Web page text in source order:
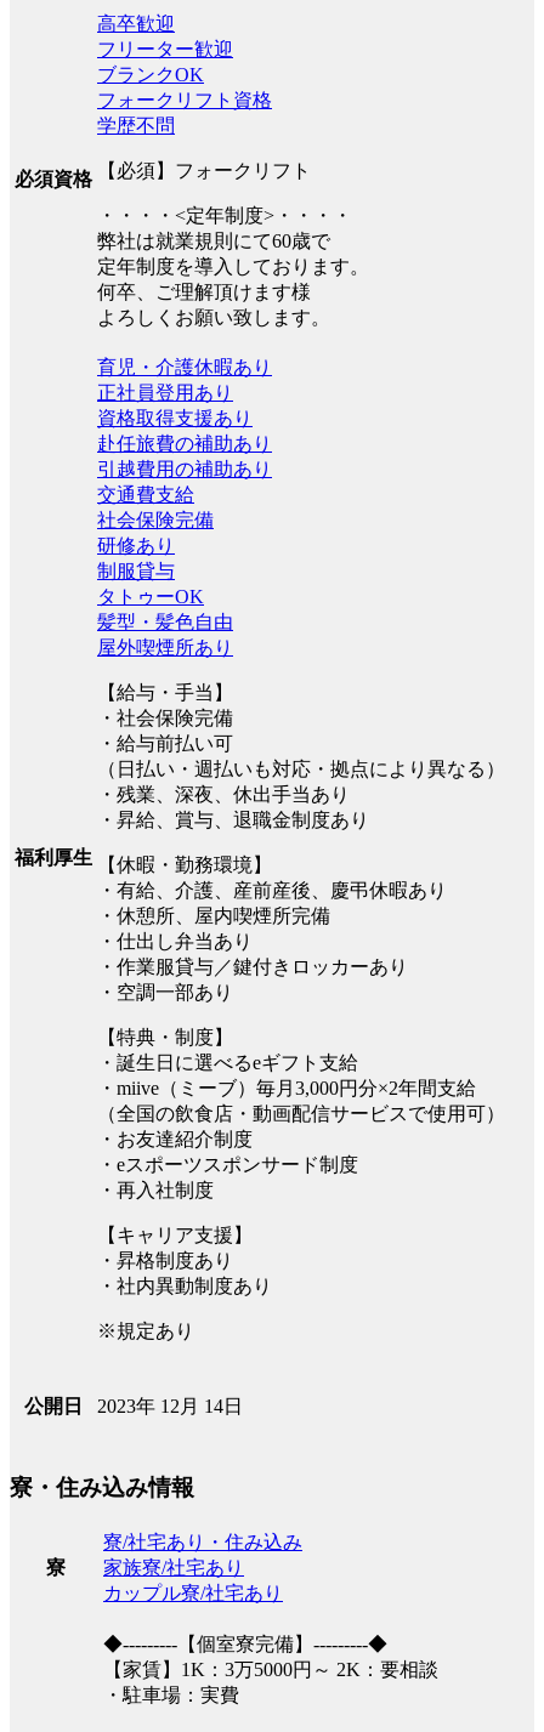
必須資格
高卒歓迎
フリーター歓迎
ブランクOK
フォークリフト資格
学歴不問
【必須】フォークリフト
・・・・<定年制度>・・・・
弊社は就業規則にて60歳で
定年制度を導入しております。
何卒、ご理解頂けます様
よろしくお願い致します。
福利厚生
育児・介護休暇あり
正社員登用あり
資格取得支援あり
赴任旅費の補助あり
引越費用の補助あり
交通費支給
社会保険完備
研修あり
制服貸与
タトゥーOK
髪型・髪色自由
屋外喫煙所あり
【給与・手当】
・社会保険完備
・給与前払い可
（日払い・週払いも対応・拠点により異なる）
・残業、深夜、休出手当あり
・昇給、賞与、退職金制度あり
【休暇・勤務環境】
・有給、介護、産前産後、慶弔休暇あり
・休憩所、屋内喫煙所完備
・仕出し弁当あり
・作業服貸与／鍵付きロッカーあり
・空調一部あり
【特典・制度】
・誕生日に選べるeギフト支給
・miive（ミーブ）毎月3,000円分×2年間支給
（全国の飲食店・動画配信サービスで使用可）
・お友達紹介制度
・eスポーツスポンサード制度
・再入社制度
【キャリア支援】
・昇格制度あり
・社内異動制度あり
※規定あり
公開日 2023年 12月 14日
寮・住み込み情報
寮
寮/社宅あり・住み込み
家族寮/社宅あり
カップル寮/社宅あり
◆---------【個室寮完備】---------◆
【家賃】1K：3万5000円～ 2K：要相談
・駐車場：実費